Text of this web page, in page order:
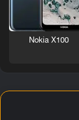
Nokia X100